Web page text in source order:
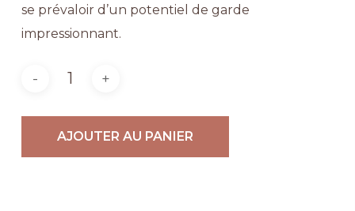
se prévaloir d’un potentiel de garde
impressionnant.
AJOUTER AU PANIER